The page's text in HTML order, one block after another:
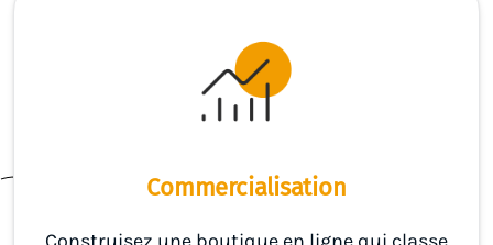
Commercialisation
Construisez une boutique en ligne qui classe